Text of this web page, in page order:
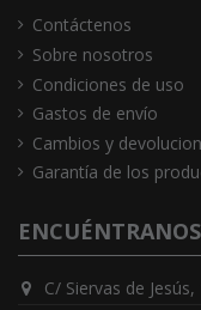
Contáctenos
Sobre nosotros
Condiciones de uso
Gastos de envío
Cambios y
Garantía de los
ENCUÉNTRANOS
C/ Siervas de